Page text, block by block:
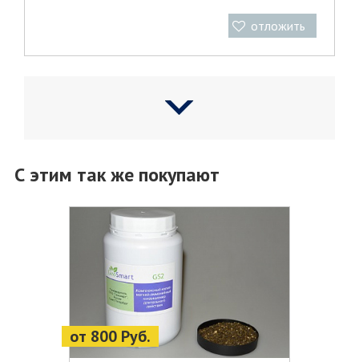
отложить
С этим так же покупают
от 800 Руб.